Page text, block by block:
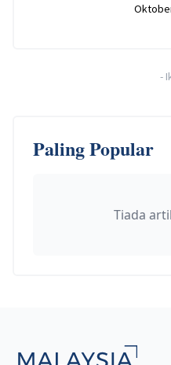
-
Paling Popular
Tiada